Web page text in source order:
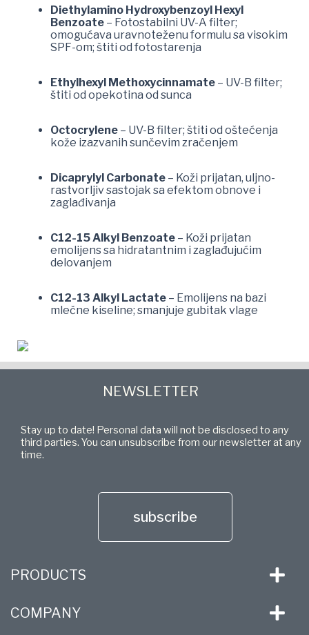
Diethylamino Hydroxybenzoyl Hexyl
Benzoate – Fotostabilni UV-A filter;
omogućava uravnoteženu formulu sa visokim
SPF-om; štiti od fotostarenja
Ethylhexyl Methoxycinnamate – UV-B filter;
štiti od opekotina od sunca
Octocrylene – UV-B filter; štiti od oštećenja
kože izazvanih sunčevim zračenjem
Dicaprylyl Carbonate – Koži prijatan, uljno-
rastvorljiv sastojak sa efektom obnove i
zaglađivanja
C12-15 Alkyl Benzoate – Koži prijatan
emolijens sa hidratantnim i zaglađujućim
delovanjem
C12-13 Alkyl Lactate – Emolijens na bazi
mlečne kiseline; smanjuje gubitak vlage
NEWSLETTER
Stay up to date! Personal data will not be disclosed to any
third parties. You can unsubscribe from our newsletter at any
time.
subscribe
PRODUCTS
COMPANY